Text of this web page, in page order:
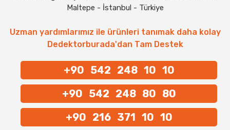
Maltepe - İstanbul - Türkiye
Uzman yardımlarımız ile ürünleri tanımak daha kolay
Dedektorburada'dan Tam Destek
+90 542 248 10 10
+90 542 248 80 80
+90 216 371 10 10